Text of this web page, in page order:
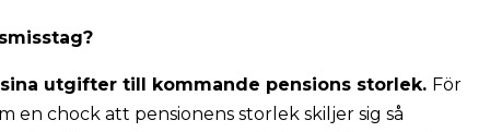
utgifter till kommande pensions storlek. För
en chock att pensionens storlek skiljer sig så